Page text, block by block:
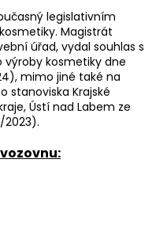
legislativním
Magistrát
úřad, vydal souhlas s
kosmetiky dne
mimo jiné také na
stanoviska Krajské
Ústí nad Labem ze
2023).
Filipi